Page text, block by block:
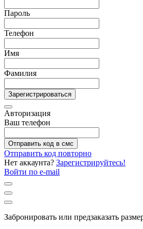
Пароль
Телефон
Имя
Фамилия
Зарегистрироваться
Авторизация
Ваш телефон
Отправить код в смс
Отправить код повторно
Нет аккаунта? Зарегистрируйтесь!
Войти по e-mail
Забронировать или предзаказать